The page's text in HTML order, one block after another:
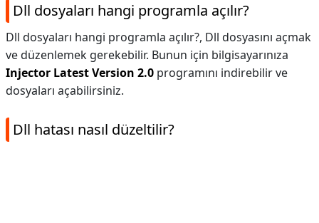
Dll dosyaları hangi programla açılır?
Dll dosyaları hangi programla açılır?, Dll dosyasını açmak
ve düzenlemek gerekebilir. Bunun için bilgisayarınıza
Injector Latest Version 2.0 programını indirebilir ve
dosyaları açabilirsiniz.
Dll hatası nasıl düzeltilir?